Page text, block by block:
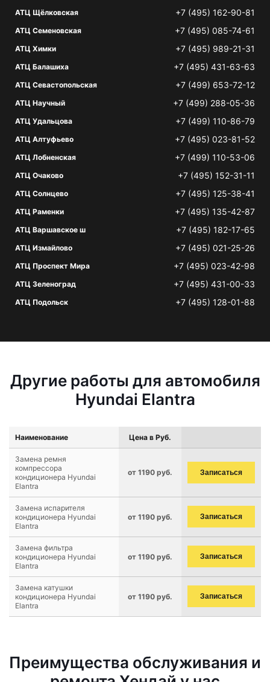
АТЦ Щёлковская +7 (495) 162-90-81
АТЦ Семеновская +7 (495) 085-74-61
АТЦ Химки +7 (495) 989-21-31
АТЦ Балашиха +7 (495) 431-63-63
АТЦ Севастопольская +7 (499) 653-72-12
АТЦ Научный +7 (499) 288-05-36
АТЦ Удальцова +7 (499) 110-86-79
АТЦ Алтуфьево +7 (495) 023-81-52
АТЦ Лобненская +7 (499) 110-53-06
АТЦ Очаково +7 (495) 152-31-11
АТЦ Солнцево +7 (495) 125-38-41
АТЦ Раменки +7 (495) 135-42-87
АТЦ Варшавское ш +7 (495) 182-17-65
АТЦ Измайлово +7 (495) 021-25-26
АТЦ Проспект Мира +7 (495) 023-42-98
АТЦ Зеленоград +7 (495) 431-00-33
АТЦ Подольск +7 (495) 128-01-88
Другие работы для автомобиля
Hyundai Elantra
Наименование Цена в Руб.
Замена ремня
компрессора
кондиционера Hyundai
Elantra
от 1190 руб. Записаться
Замена испарителя
кондиционера Hyundai
Elantra
от 1190 руб. Записаться
Замена фильтра
кондиционера Hyundai
Elantra
от 1190 руб. Записаться
Замена катушки
кондиционера Hyundai
Elantra
от 1190 руб. Записаться
Преимущества обслуживания и